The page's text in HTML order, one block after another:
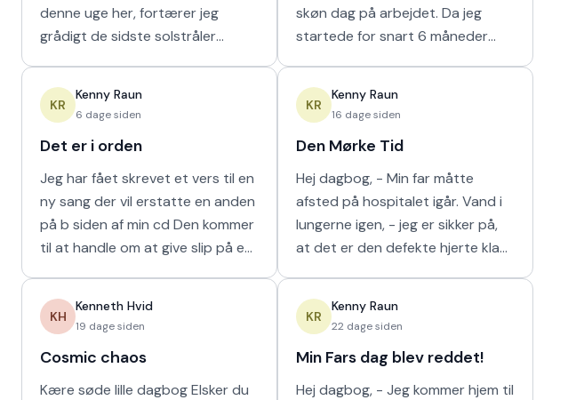
denne uge her, fortærer jeg
grådigt de sidste solstråler
naturligvis er muligt m
KR
Kenny Raun
6 dage siden
Det er i orden
Jeg har fået skrevet et vers til en
ny sang der vil erstatte en anden
på b siden af min cd Den kommer
til at handle om at give slip på en
KH
Kenneth Hvid
19 dage siden
Cosmic chaos
Kære søde lille dagbog Elsker du
skøn dag på arbejdet. Da jeg
startede for snart 6 måneder
naturligt hur
KR
Kenny Raun
16 dage siden
Den Mørke Tid
Hej dagbog, - Min far måtte
afsted på hospitalet igår. Vand i
lungerne igen, - jeg er sikker på,
at det er den defekte hjerte klap
viser
KR
Kenny Raun
22 dage siden
Min Fars dag blev reddet!
Hej dagbog, - Jeg kommer hjem til